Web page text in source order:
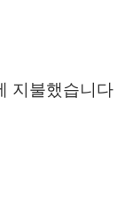
지불했습니다